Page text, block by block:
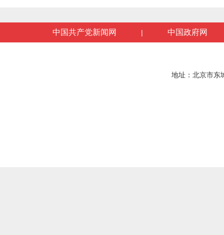
中国共产党新闻网 | 中国政府网
地址：北京市东